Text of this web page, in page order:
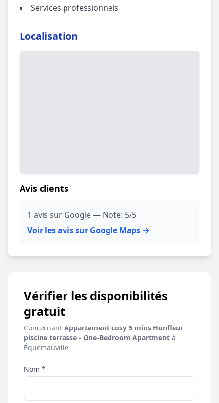
Services professionnels
Localisation
Avis clients
1 avis sur Google — Note: 5/5
Voir les avis sur Google Maps →
Vérifier les disponibilités
gratuit
Concernant Appartement cosy 5 mins Honfleur
piscine terrasse - One-Bedroom Apartment à
Équemauville
Nom *